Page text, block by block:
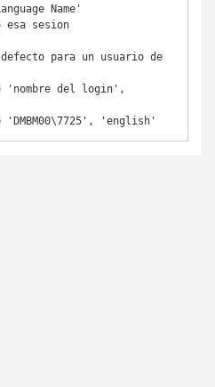
Name'
sesion
para un usuario de
'nombre del login',
'DMBM00\7725', 'english'